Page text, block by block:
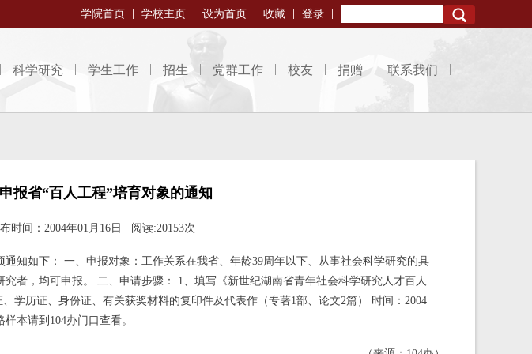
学院首页 学校主页 设为首页 收藏 登录
科学研究 学生工作 招生 党群工作 校友 捐赠 联系我们
报省“百人工程”培育对象的通知
时间：2004年01月16日 阅读:20153次
知如下： 一、申报对象：工作关系在我省、年龄39周年以下、从事社会科学研究的具
者，均可申报。 二、申请步骤： 1、填写《新世纪湖南省青年社会科学研究人才百人
学历证、身份证、有关获奖材料的复印件及代表作（专著1部、论文2篇） 时间：2004
本请到104办门口查看。